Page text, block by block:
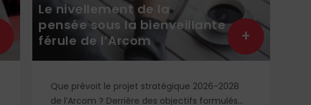
Le nivellement de la
pensée sous la bienveillante
férule de l’Arcom
Que prévoit le projet stratégique 2026-2028
de l’Arcom ? Derrière des objectifs formulés
+